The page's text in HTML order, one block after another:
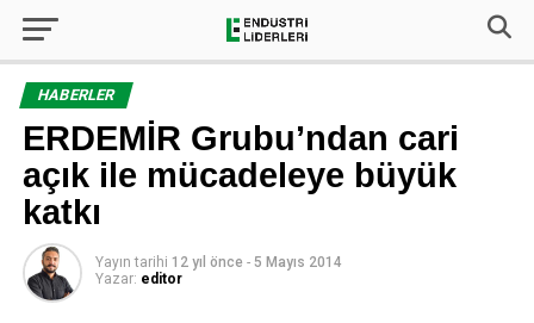
HABERLER
ERDEMİR Grubu’ndan cari
açık ile mücadeleye büyük
katkı
Yayın tarihi 12 yıl önce - 5 Mayıs 2014
Yazar: editor